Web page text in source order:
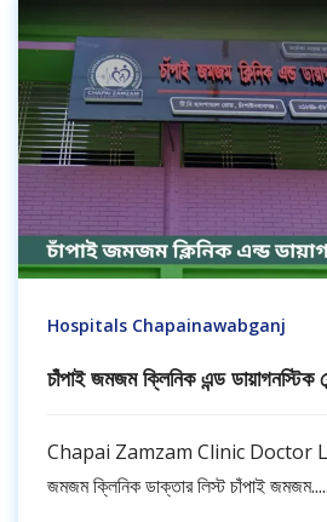
Hospitals Chapainawabganj
চাঁপাই জমজম ক্লিনিক এন্ড ডায়াগনস্টিক
Chapai Zamzam Clinic Doctor
জমজম ক্লিনিক ডাক্তার লিস্ট চাঁপাই জমজম.....